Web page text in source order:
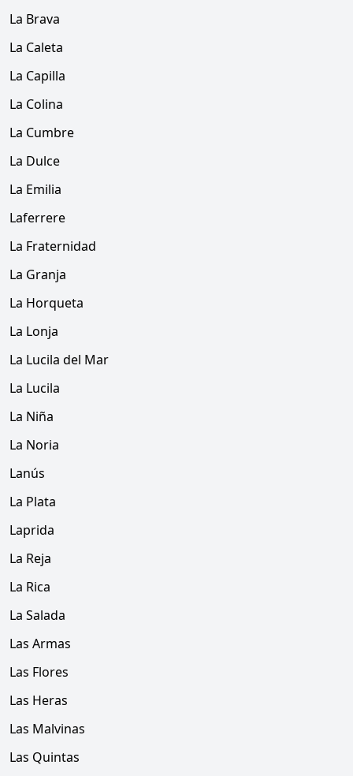
La Brava
La Caleta
La Capilla
La Colina
La Cumbre
La Dulce
La Emilia
Laferrere
La Fraternidad
La Granja
La Horqueta
La Lonja
La Lucila del Mar
La Lucila
La Niña
La Noria
Lanús
La Plata
Laprida
La Reja
La Rica
La Salada
Las Armas
Las Flores
Las Heras
Las Malvinas
Las Quintas